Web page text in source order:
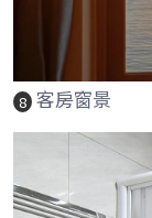
8 客房窗景